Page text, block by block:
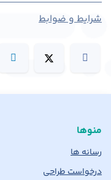
شرایط و ضوابط
منوها
رسانه ها
درخواست طراحی